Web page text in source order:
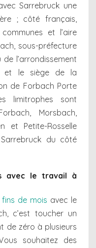
Sarrebruck une
; côté français,
et l’aire
sous-préfecture
l’arrondissement
et le siège de la
de Forbach Porte
limitrophes sont
Morsbach,
et Petite-Rosselle
du côté
avec le travail à
de mois avec le
c’est toucher un
de zéro à plusieurs
souhaitez des